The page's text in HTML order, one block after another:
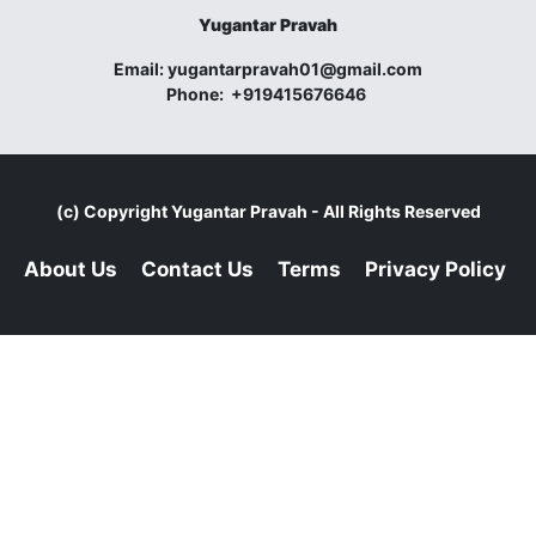
Yugantar Pravah
Email:yugantarpravah01@gmail.com
Phone: +919415676646
(c) CopyrightYugantar Pravah - All Rights Reserved
About Us Contact Us Terms Privacy Policy